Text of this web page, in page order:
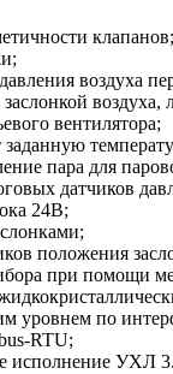
клапанов;
воздуха
воздуха,
вентилятора;
пара для
датчиков
24В;
положения
при помощи
уровнем по
RTU;
исполнение УХЛ